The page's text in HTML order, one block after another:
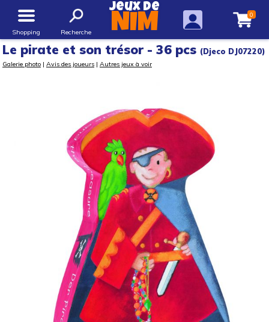
Shopping Recherche
Jeux de
NIM 0
Le pirate et son trésor - 36 pcs (Djeco DJ07220)
Galerie photo | Avis des joueurs | Autres jeux à voir